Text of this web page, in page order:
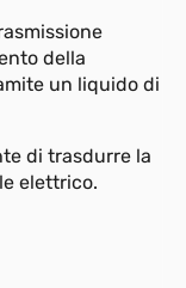
della
un liquido di
di trasdurre la
elettrico.